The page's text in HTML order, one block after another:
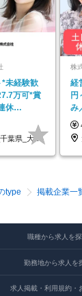
*未経験歓
万可*賞
休
阪府_愛知県…
株
経
円
み
type 掲載企業一
職種から求人を
勤務地から求人を
求人掲載・利用規約・